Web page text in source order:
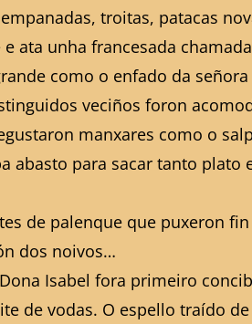
troitas, patacas
ata unha francesada
como o enfado da
veciños foron
manxares como o
para sacar tanto
de palenque que puxeron
dos noivos…
Isabel fora primeiro
de vodas. O espello traído